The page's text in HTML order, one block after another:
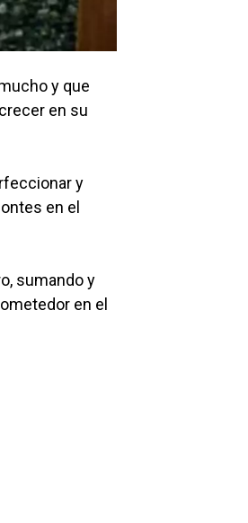
y que
en su
y
en el
sumando y
en el